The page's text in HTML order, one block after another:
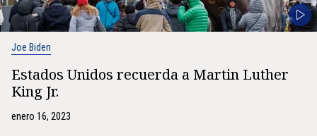
Joe Biden
Estados Unidos recuerda a Martin Luther
King Jr.
enero 16, 2023